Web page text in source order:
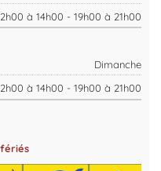
à 14h00 - 19h00 à 21h00
Dimanche
à 14h00 - 19h00 à 21h00